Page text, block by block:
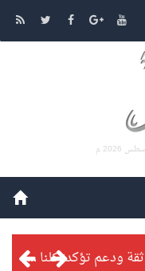
من المعذر إلى المونديال.. رسائل ثقة ودعم تؤكد: كلنا مع الأخضر